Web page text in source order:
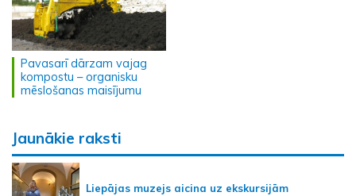
Pavasarī dārzam vajag
kompostu – organisku
mēslošanas maisījumu
Jaunākie raksti
Liepājas muzejs aicina uz ekskursijām